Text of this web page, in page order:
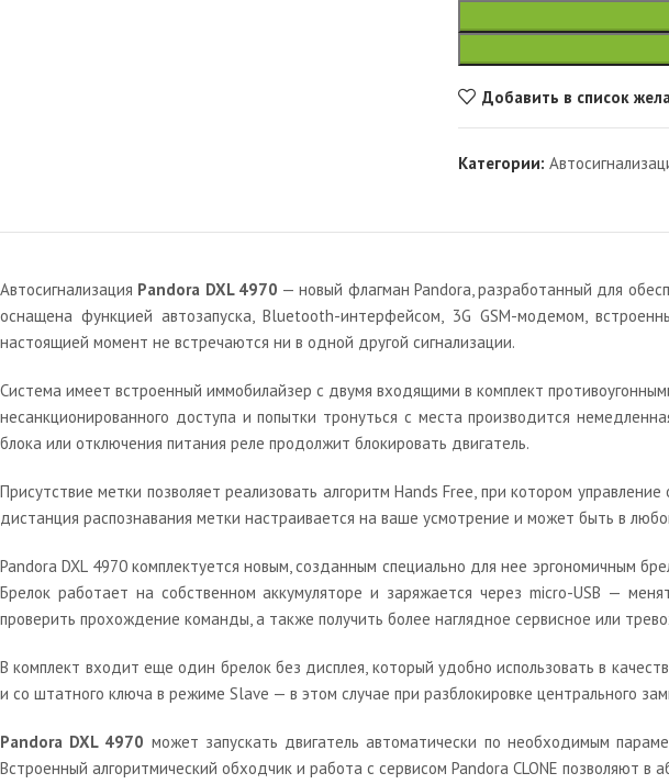
Добавить в список
Категории:
Автосигнализация Pandora DXL 4970 — новый флагман Pandora, разработанный для
оснащена функцией автозапуска, Bluetooth-интерфейсом, 3G GSM-модемом,
настоящией момент не встречаются ни в одной другой сигнализации.
Система имеет встроенный иммобилайзер с двумя входящими в комплект
несанкционированного доступа и попытки тронуться с места производится
блока или отключения питания реле продолжит блокировать двигатель.
Присутствие метки позволяет реализовать алгоритм Hands Free, при котором
дистанция распознавания метки настраивается на ваше усмотрение и может быть в
Pandora DXL 4970 комплектуется новым, созданным специально для нее эргономичным
Брелок работает на собственном аккумуляторе и заряжается через micro-USB —
проверить прохождение команды, а также получить более наглядное сервисное или
В комплект входит еще один брелок без дисплея, который удобно использовать в
и со штатного ключа в режиме Slave — в этом случае при разблокировке центрального
Pandora DXL 4970 может запускать двигатель автоматически по необходимым
Встроенный алгоритмический обходчик и работа с сервисом Pandora CLONE позволяют